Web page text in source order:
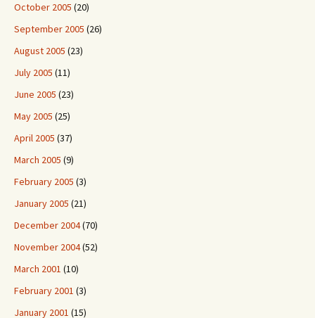
October 2005 (20)
September 2005 (26)
August 2005 (23)
July 2005 (11)
June 2005 (23)
May 2005 (25)
April 2005 (37)
March 2005 (9)
February 2005 (3)
January 2005 (21)
December 2004(70)
November 2004(52)
March 2001 (10)
February 2001 (3)
January 2001 (15)